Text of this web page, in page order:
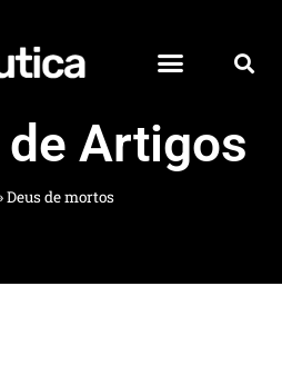
Artigos
Deus de mortos